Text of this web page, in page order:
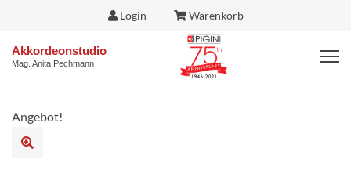
Login Warenkorb
Akkordeonstudio
Mag. Anita Pechmann
Angebot!